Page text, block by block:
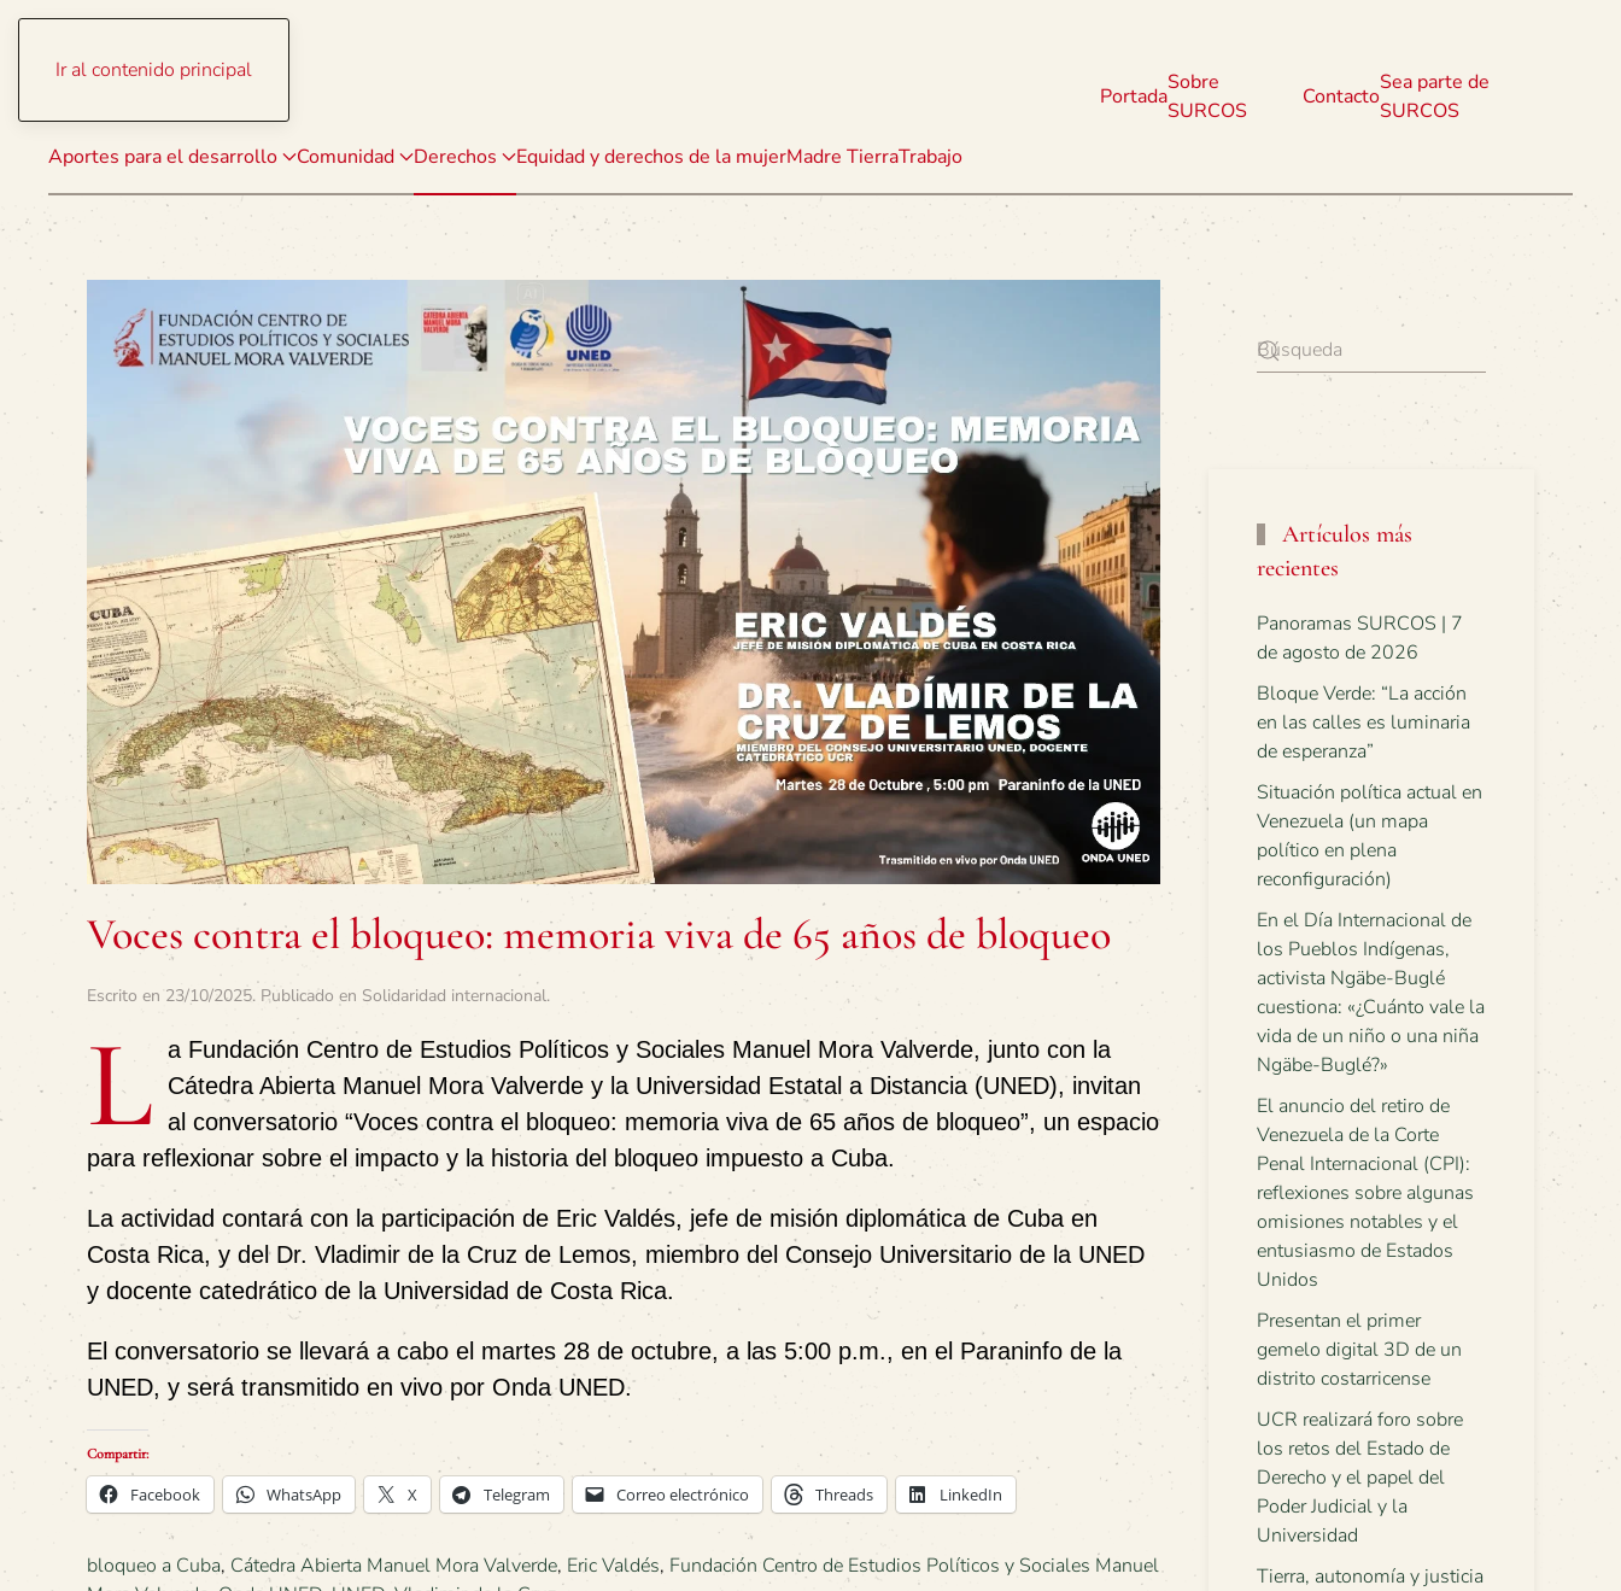
Ir al contenido principal
Aportes para el desarrollo Comunidad Derechos Equidad y derechos de la mujerMadre TierraTrabajo
Portada
Sobre
SURCOS
Contacto
Sea parte de
SURCOS
Voces contra el bloqueo: memoria viva de 65 años de bloqueo
Escrito en 23/10/2025. Publicado en Solidaridad internacional.
L a Fundación Centro de Estudios Políticos y Sociales Manuel Mora Valverde, junto con la
Cátedra Abierta Manuel Mora Valverde y la Universidad Estatal a Distancia (UNED), invitan
al conversatorio “Voces contra el bloqueo: memoria viva de 65 años de bloqueo”, un espacio
para reflexionar sobre el impacto y la historia del bloqueo impuesto a Cuba.
La actividad contará con la participación de Eric Valdés, jefe de misión diplomática de Cuba en
Costa Rica, y del Dr. Vladimir de la Cruz de Lemos, miembro del Consejo Universitario de la UNED
y docente catedrático de la Universidad de Costa Rica.
El conversatorio se llevará a cabo el martes 28 de octubre, a las 5:00 p.m., en el Paraninfo de la
UNED, y será transmitido en vivo por Onda UNED.
Compartir:
Facebook WhatsApp X Telegram Correo electrónico Threads LinkedIn
bloqueo a Cuba, Cátedra Abierta Manuel Mora Valverde, Eric Valdés, Fundación Centro de Estudios Políticos y Sociales Manuel
Artículos más
recientes
Panoramas SURCOS | 7
de agosto de 2026
Bloque Verde: “La acción
en las calles es luminaria
de esperanza”
Situación política actual en
Venezuela (un mapa
político en plena
reconfiguración)
En el Día Internacional de
los Pueblos Indígenas,
activista Ngäbe-Buglé
cuestiona: «¿Cuánto vale la
vida de un niño o una niña
Ngäbe-Buglé?»
El anuncio del retiro de
Venezuela de la Corte
Penal Internacional (CPI):
reflexiones sobre algunas
omisiones notables y el
entusiasmo de Estados
Unidos
Presentan el primer
gemelo digital 3D de un
distrito costarricense
UCR realizará foro sobre
los retos del Estado de
Derecho y el papel del
Poder Judicial y la
Universidad
Tierra, autonomía y justicia